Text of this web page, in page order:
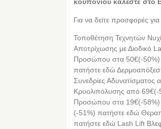
Για να δείτε προσφορές για
Τοποθέτηση Τεχνητών
Αποτρίχωσης με Διοδικό
Προσώπου στα 50€(-50%)
πατήστε εδώ
Συνεδρίες
Κρυολιπόλυσης από
Προσώπου στα 19€(-58%)
(-51%) πατήστε εδώ
πατήστε εδώ Lash Lift